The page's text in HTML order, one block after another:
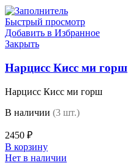
Быстрый просмотр
Добавить в Избранное
Закрыть
Нарцисс Кисс ми горш
Нарцисс Кисс ми горш
В наличии (3 шт.)
2450 ₽
В корзину
Нет в наличии